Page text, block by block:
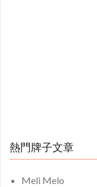
熱門牌子文章
Meli Melo